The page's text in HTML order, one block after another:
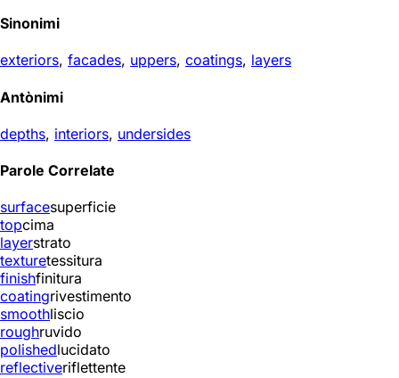
Sinonimi
exteriors, facades, uppers, coatings, layers
Antònimi
depths, interiors, undersides
Parole Correlate
surfacesuperficie
topcima
layerstrato
texturetessitura
finishfinitura
coatingrivestimento
smoothliscio
roughruvido
polishedlucidato
reflectiveriflettente